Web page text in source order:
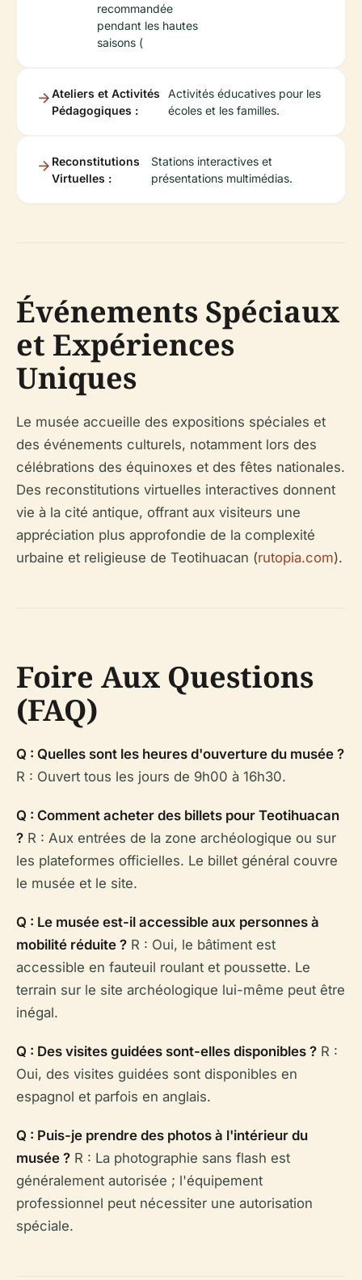
recommandée
pendant les hautes
saisons (
Ateliers et Activités
Pédagogiques :
Activités éducatives pour les
écoles et les familles.
Reconstitutions
Virtuelles :
Stations interactives et
présentations multimédias.
Événements Spéciaux
et Expériences
Uniques
Le musée accueille des expositions spéciales et
des événements culturels, notamment lors des
célébrations des équinoxes et des fêtes nationales.
Des reconstitutions virtuelles interactives donnent
vie à la cité antique, offrant aux visiteurs une
appréciation plus approfondie de la complexité
urbaine et religieuse de Teotihuacan (rutopia.com).
Foire Aux Questions
(FAQ)
Q : Quelles sont les heures d'ouverture du musée ?
R : Ouvert tous les jours de 9h00 à 16h30.
Q : Comment acheter des billets pour Teotihuacan
? R : Aux entrées de la zone archéologique ou sur
les plateformes officielles. Le billet général couvre
le musée et le site.
Q : Le musée est-il accessible aux personnes à
mobilité réduite ? R : Oui, le bâtiment est
accessible en fauteuil roulant et poussette. Le
terrain sur le site archéologique lui-même peut être
inégal.
Q : Des visites guidées sont-elles disponibles ? R :
Oui, des visites guidées sont disponibles en
espagnol et parfois en anglais.
Q : Puis-je prendre des photos à l'intérieur du
musée ? R : La photographie sans flash est
généralement autorisée ; l'équipement
professionnel peut nécessiter une autorisation
spéciale.